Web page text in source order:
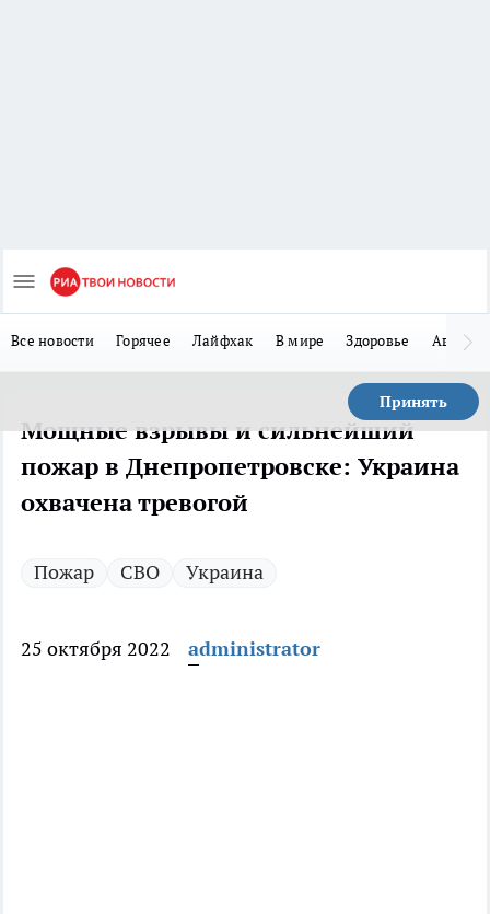
Все новости Горячее Лайфхак В мире Здоровье Авто
Принять
Мощные взрывы и сильнейший
пожар в Днепропетровске: Украина
охвачена тревогой
Пожар СВО Украина
25 октября 2022 administrator